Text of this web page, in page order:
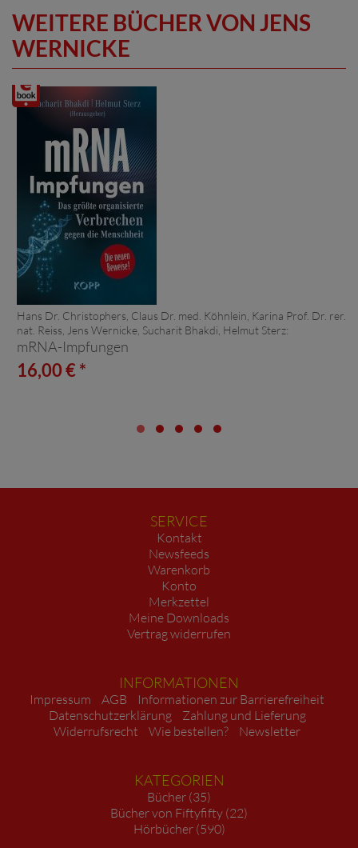
WEITERE BÜCHER VON JENS
WERNICKE
Digitalprodukt
/ E-
Hans Dr. Christophers, Claus Dr. med. Köhnlein, Karina Prof. Dr. rer.
nat. Reiss, Jens Wernicke, Sucharit Bhakdi, Helmut Sterz:
mRNA-Impfungen
16,00 € *
SERVICE
Kontakt
Newsfeeds
Warenkorb
Konto
Merkzettel
Meine Downloads
Vertrag widerrufen
INFORMATIONEN
Impressum AGB
Informationen zur Barrierefreiheit
Datenschutzerklärung
Zahlung und Lieferung
Widerrufsrecht
Wie bestellen? Newsletter
KATEGORIEN
Bücher (35)
Bücher von Fiftyfifty (22)
Hörbücher (590)